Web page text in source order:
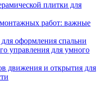
плитки для
работ: важные
оформления спальни
управления для умного
движения и открытия для